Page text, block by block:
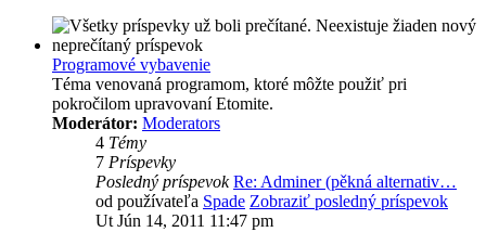
Programové vybavenie
Téma venovaná programom, ktoré môžte použiť pri
pokročilom upravovaní Etomite.
Moderátor: Moderators
4 Témy
7 Príspevky
Posledný príspevok Re: Adminer (pěkná alternativ…
od používateľa Spade Zobraziť posledný príspevok
Ut Jún 14, 2011 11:47 pm